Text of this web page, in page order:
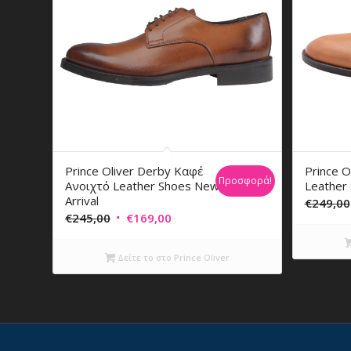
Prince Oliver Derby Καφέ
Ανοιχτό Leather Shoes New
Arrival
€245,00 Original
was:
€245,00.
€169,00
τιμή
είναι:
Προσφορά!
Δείτε το στο Prince Oliver
Prince
Leather
€249,00